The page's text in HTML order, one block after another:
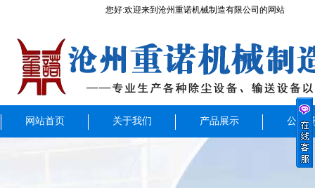
您好:欢迎来到沧州重诺机械制造有限公司的网站
网站首页 关于我们 产品展示 公司